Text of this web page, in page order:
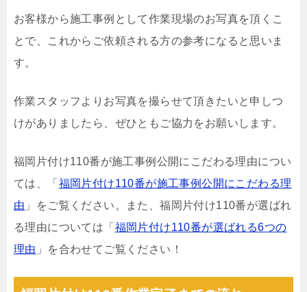
お客様から施工事例として作業現場のお写真を頂くこ
とで、これからご依頼される方の参考になると思いま
す。
作業スタッフよりお写真を撮らせて頂きたいと申しつ
けがありましたら、ぜひともご協力をお願いします。
福岡片付け110番が施工事例公開にこだわる理由につい
ては、「 福岡片付け110番が施工事例公開にこだわる理
由 」をご覧ください。また、福岡片付け110番が選ばれ
る理由については「 福岡片付け110番が選ばれる6つの
理由 」を合わせてご覧ください！